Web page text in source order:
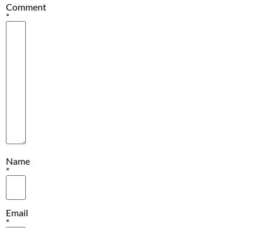
Comment
*
Name
*
Email
*